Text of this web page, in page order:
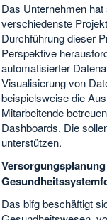
Das Unternehmen
verschiedenste
Durchführung dieser
Perspektive
automatisierter
Visualisierung von
beispielsweise die
Mitarbeitende
Dashboards. Die
unterstützen.
Das bifg beschäftigt